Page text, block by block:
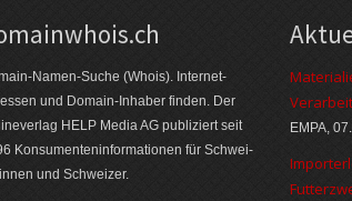
Namen-Suche (Whois). Internet­
und Domain-Inhaber finden. Der
HELP Media AG publiziert seit
Konsumenten­informationen für Schwei­
und Schweizer.
EMPA,